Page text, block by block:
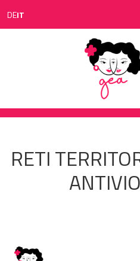
DEIT
RETI